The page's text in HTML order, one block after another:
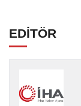
EDİTÖR